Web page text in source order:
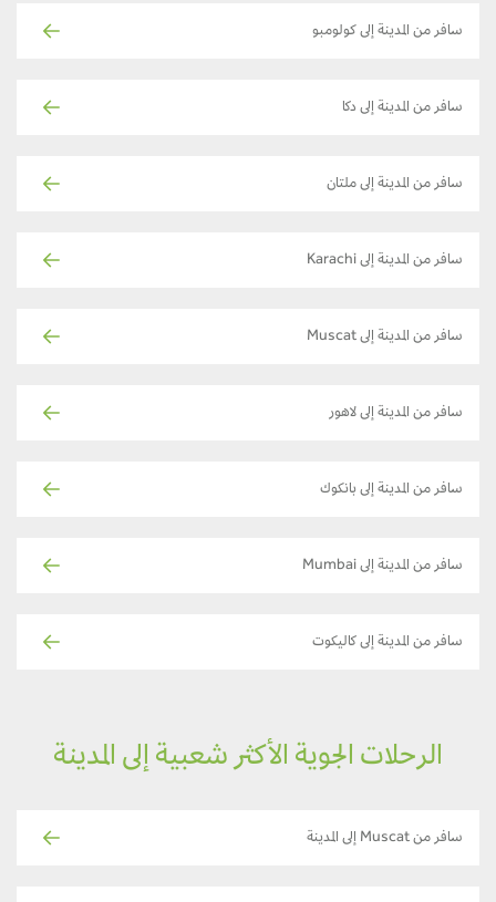
سافر من المدينة إلى كولومبو
سافر من المدينة إلى دكا
سافر من المدينة إلى ملتان
سافر من المدينة إلى Karachi
سافر من المدينة إلى Muscat
سافر من المدينة إلى لاهور
سافر من المدينة إلى بانكوك
سافر من المدينة إلى Mumbai
سافر من المدينة إلى كاليكوت
الرحلات الجوية الأكثر شعبية إلى المدينة
سافر من Muscat إلى المدينة